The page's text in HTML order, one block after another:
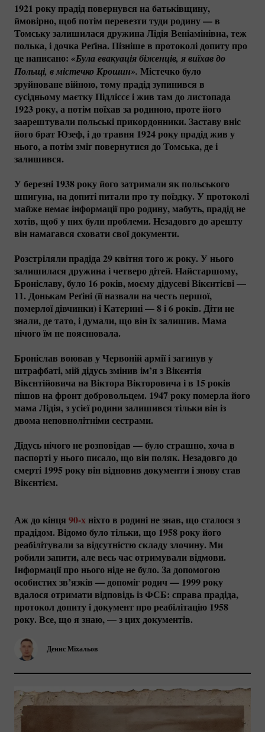
Денис Міхальов
1921 року прадід повернувся на батьківщину,
ймовірно, щоб потім перевезти туди родину — в
Томську залишилася дружина Лідія Веніамінівна, теж
полька, і дочка Реґіна. Пізніше в протоколі допиту про
це написано: «Була евакуація біженців, я виїхав до
Польщі, в містечко Крошин». Містечко було
зруйноване війною, тому прадід зупинився в
сусідньому маєтку Підліссє і жив там до листопада
1923 року, а потім поїхав за родиною, проте його
заарештували польські прикордонники. Заставу вніс
його брат Юзеф, і до травня 1924 року прадід жив у
нього, а потім зміг повернутися до Томська, де і
залишився.
У березні 1938 року його затримали як польського
шпигуна, на допиті питали про ту поїздку. У протоколі
майже немає інформації про родину, мабуть, прадід не
хотів, щоб у них були проблеми. Незадовго до арешту
він намагався сховати свої документи.
Розстріляли прадіда 29 квітня того ж року. У нього
залишилася дружина і четверо дітей. Найстаршому,
Броніславу, було 16 років, моєму дідусеві Вікєнтієві —
11. Донькам Реґіні (її назвали на честь першої,
померлої дівчинки) і Катерині — 8 і 6 років. Діти не
знали, де тато, і думали, що він їх залишив. Мама
нічого їм не пояснювала.
Броніслав воював у Червоній армії і загинув у
штрафбаті, мій дідусь змінив ім’я з Вікєнтія
Вікєнтійовича на Віктора Вікторовича і в 15 років
пішов на фронт добровольцем. 1947 року померла його
мама Лідія, з усієї родини залишився тільки він із
двома неповнолітніми сестрами.
Дідусь нічого не розповідав — було страшно, хоча в
паспорті у нього писало, що він поляк. Незадовго до
смерті 1995 року він відновив документи і знову став
Вікєнтієм.
Аж до кінця 90-хніхто в родині не знав, що сталося з
прадідом. Відомо було тільки, що 1958 року його
реабілітували за відсутністю складу злочину. Ми
робили запити, але весь час отримували відмови.
Інформації про нього ніде не було. За допомогою
особистих зв’язків — допоміг родич — 1999 року
вдалося отримати відповідь із ФСБ: справа прадіда,
протокол допиту і документ про реабілітацію 1958
року. Все, що я знаю, — з цих документів.